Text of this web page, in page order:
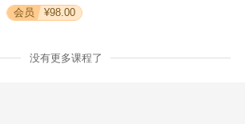
会员 ¥98.00
没有更多课程了